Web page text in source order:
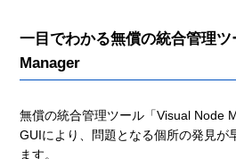
一目でわかる無償の統合管理
Manager
無償の統合管理ツール「Visual Node
GUIにより、問題となる個所の発見が
ます。